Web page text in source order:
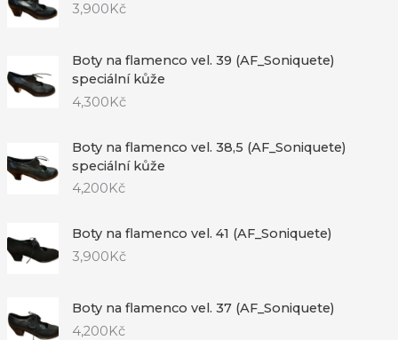
3,900Kč
Boty na flamenco vel. 39 (AF_Soniquete)
speciální kůže
4,300Kč
Boty na flamenco vel. 38,5 (AF_Soniquete)
speciální kůže
4,200 Kč
Boty na flamenco vel. 41 (AF_Soniquete)
3,900Kč
Boty na flamenco vel. 37 (AF_Soniquete)
4,200Kč